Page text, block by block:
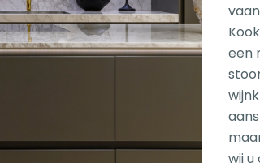
een
wij